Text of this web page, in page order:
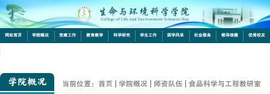
网站首页 学院概况 党建工作 教育教学 科学研究 学生工作 团学风采 社会服务 领导信箱 优秀校友
学院概况 当前位置： 首页 学院概况 师资队伍 食品科学与工程教研室